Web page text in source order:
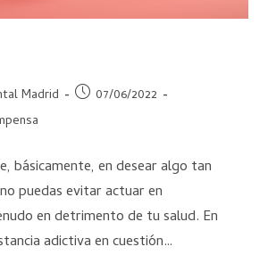
Madrid
07/06/2022
básicamente, en desear algo tan
puedas evitar actuar en
en detrimento de tu salud. En
adictiva en cuestión…